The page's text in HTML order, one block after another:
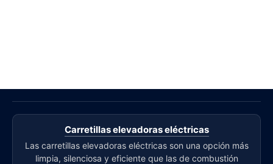
Carretillas elevadoras eléctricas
Las carretillas elevadoras eléctricas son una opción más
limpia, silenciosa y eficiente que las de combustión